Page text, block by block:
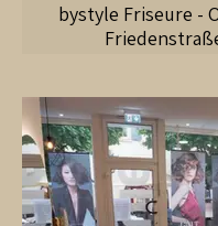
bystyle Friseure - Offenburg